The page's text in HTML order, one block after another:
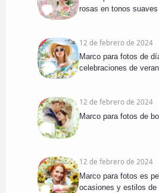
rosas en tonos suaves
12 de febrero de 2024
Marco para fotos de
celebraciones de
12 de febrero de 2024
Marco para fotos de
12 de febrero de 2024
Marco para fotos es
ocasiones y estilos de